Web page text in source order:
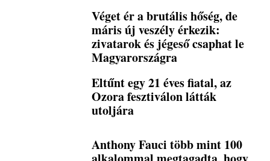
Véget ér a brutális hőség, de
máris új veszély érkezik:
zivatarok és jégeső csaphat le
Magyarországra
Eltűnt egy 21 éves fiatal, az
Ozora fesztiválon látták
utoljára
Anthony Fauci több mint 100